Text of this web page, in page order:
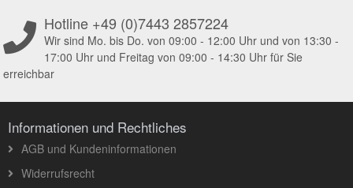
Hotline +49 (0)7443 2857224
Wir sind Mo. bis Do. von 09:00 - 12:00 Uhr und von 13:30 -
17:00 Uhr und Freitag von 09:00 - 14:30 Uhr für Sie
erreichbar
Informationen und Rechtliches
AGB und Kundeninformationen
Widerrufsrecht